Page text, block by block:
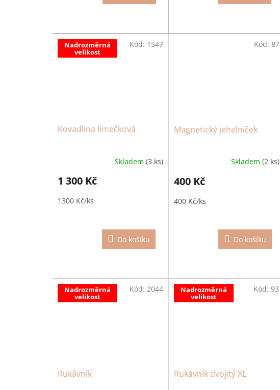
Nadrozměrná
velikost
Kovadlina límečková
Skladem (3 ks)
1 300 Kč
Do košíku
1300 Kč/ks
Kód: 1547
Magnetický jehelníček
Skladem(2 ks)
400 Kč
Do košíku
400 Kč/ks
Kód:87
Nadrozměrná
velikost
Rukávník
Kód: 2044 Nadrozměrná
velikost
Rukávník dvojitý XL
Kód:93